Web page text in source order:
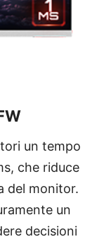
un tempo
che riduce
del monitor.
un
decisioni